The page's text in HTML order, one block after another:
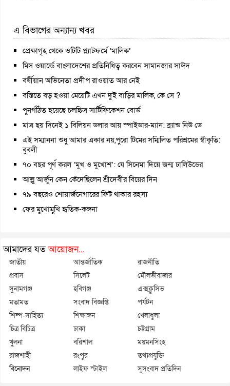
এ বিভাগের অন্যান্য খবর
প্রেক্ষাগৃহ থেকে ওটিটি প্ল্যাটফর্মে ‘মালিক’
মিস ওয়ার্ল্ডে বাংলাদেশের প্রতিনিধিত্ব করবেন সামানজার সাঈদ
বর্ষীয়ান অভিনেতা প্রদীপ রাওয়াত আর নেই
বস্তিতে বড় হওয়া মেয়েটি এখন দুই বাড়ির মালিক, কে সে ?
পুনর্গঠিত হয়েছে চলচ্চিত্র সার্টিফিকেশন বোর্ড
মাত্র ছয় দিনেই ১ বিলিয়ন ডলার আয় স্পাইডার-ম্যান: ব্র্যান্ড নিউ ডে
এই সম্মাননা শুধু আমার একার নয়,পুরো টিমের সম্মিলিত পরিশ্রমের স্বীকৃতি:
বুবলী
৭০ বছর পূর্ণ করল ‘মুখ ও মুখোশ’: যে সিনেমা দিয়ে জন্ম ঢালিউডের
আল্লু আর্জুন কেন কেঁদেছিলেন শ্রীদেবীর বিয়ের দিন
৭৯ বছরেও শোয়ার্জনেগারের ফিট থাকার রহস্য
ফের মুখোমুখি হৃতিক-কঙ্গনা
আমাদের যতআয়োজন...
জাতীয় আন্তর্জাতিক
রাজনীতি
প্রবাস
সিলেট
মৌলভীবাজার
সুনামগঞ্জ
হবিগঞ্জ
এক্সক্লুসিভ
মতামত
সংবাদ বিজ্ঞপ্তি
পর্যটন
শিল্প-সাহিত্য
শিক্ষাঙ্গন
খেলাধুলা
চিত্র বিচিত্র
ঢাকা
চট্টগ্রাম
খুলনা
বরিশাল
ময়মনসিংহ
রাজশাহী
রংপুর
তথ্যপ্রযুক্তি
বিনোদন
লাইফ স্টাইল সুসংবাদ প্রতিদিন